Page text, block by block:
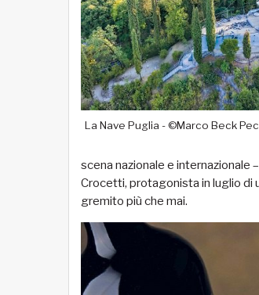
La Nave Puglia - ©Marco Beck
scena nazionale e internazionale –
Crocetti, protagonista in luglio di
gremito più che mai.